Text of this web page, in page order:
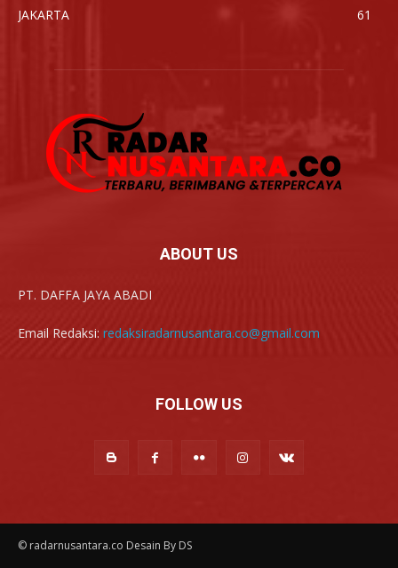
JAKARTA
61
ABOUT US
PT. DAFFA JAYA ABADI
Email Redaksi: redaksiradarnusantara.co@gmail.com
FOLLOW US
© radarnusantara.co Desain By DS